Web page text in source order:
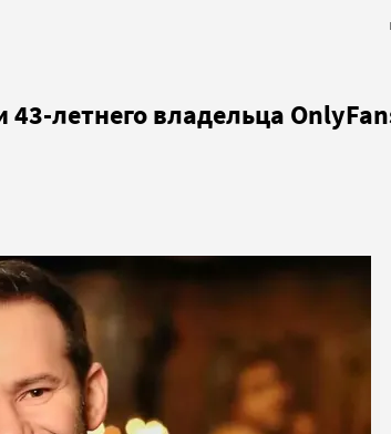
летнего владельца